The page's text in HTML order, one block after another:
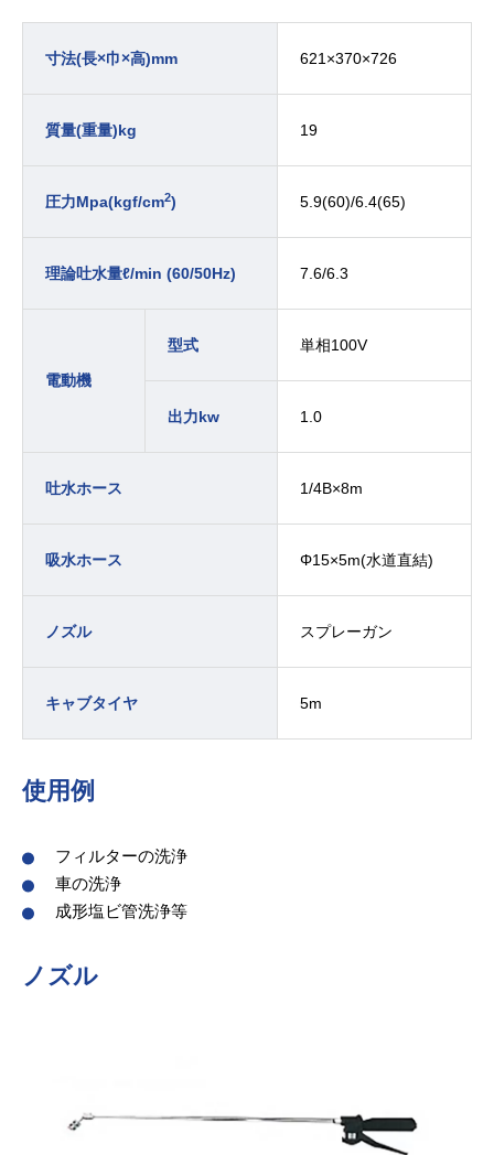
寸法(長×巾×高)mm 621×370×726
質量(重量)kg 19
圧力Mpa(kgf/cm2) 5.9(60)/6.4(65)
理論吐水量ℓ/min (60/50Hz) 7.6/6.3
電動機
型式 単相100V
出力kw 1.0
吐水ホース 1/4B×8m
吸水ホース Φ15×5m(水道直結)
ノズル スプレーガン
キャブタイヤ 5m
使用例
フィルターの洗浄
車の洗浄
成形塩ビ管洗浄等
ノズル